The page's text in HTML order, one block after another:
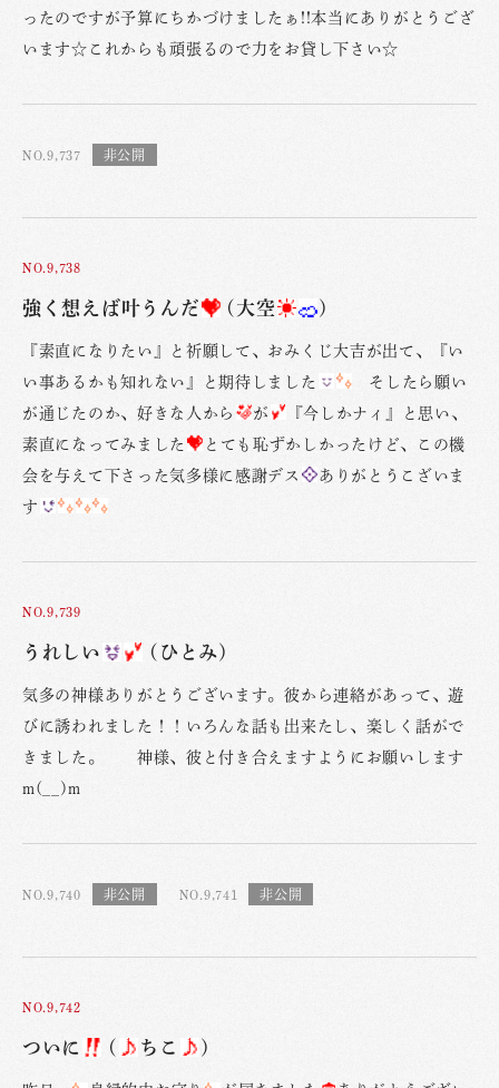
ったのですが予算にちかづけましたぁ!!本当にありがとうござ
います☆これからも頑張るので力をお貸し下さい☆
NO.9,737
NO.9,738
強く想えば叶うんだ (大空 )
『素直になりたい』と祈願して、おみくじ大吉が出て、『い
い事あるかも知れない』と期待しました
そしたら願い
が通じたのか、好きな人から
が
『今しかナィ』と思い、
素直になってみました
とても恥ずかしかったけど、この機
会を与えて下さった気多様に感謝デス
ありがとうこざいま
す
NO.9,739
うれしい (ひとみ)
気多の神様ありがとうございます。彼から連絡があって、遊
びに誘われました！！いろんな話も出来たし、楽しく話がで
きました。 神様、彼と付き合えますようにお願いします
m(__)m
NO.9,740 NO.9,741
NO.9,742
ついに ( ちこ )